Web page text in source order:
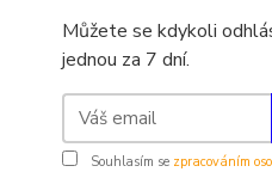
Můžete se kdykoli
jednou za 7 dní.
Souhlasím se zpracováním